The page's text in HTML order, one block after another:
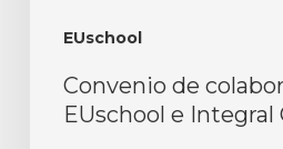
EUschool
Convenio de
EUschool e Integral